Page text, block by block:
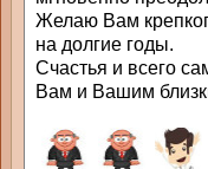
Желаю Вам
на долгие годы.
Счастья и всего
Вам и Вашим